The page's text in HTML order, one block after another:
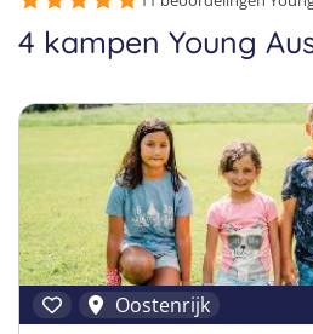
Malta
Buitenland
Surfkampen Buitenland
Taalvakanties Duits
4 kampen Young
Oostenrijk